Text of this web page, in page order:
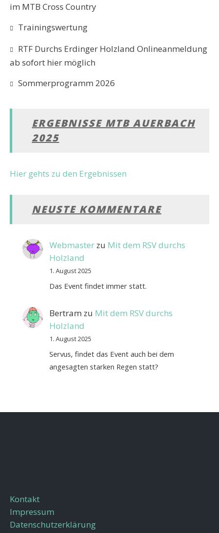
im MTB Cross Country
Trainingswertung
RTF Durchs Erdinger Holzland Onlineanmeldung
ab sofort hier möglich
Sommerprogramm 2026
ERGEBNISSE MTB AUERBACH
2025
Hier gehts zu den Ergebnissen
NEUSTE KOMMENTARE
Webmasterzu Mit dem RSV durchs
Holzland
1. August 2025
Das Event findet immer statt.
Bertram zu Mit dem RSV durchs
Holzland
1. August 2025
Servus, findet das Event auch bei dem
angesagten starken Regen statt?
Kontakt
Impressum
Datenschutzerklärung